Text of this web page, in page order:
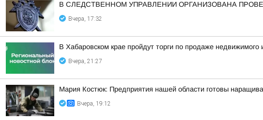
В СЛЕДСТВЕННОМ УПРАВЛЕНИИ ОРГАНИЗОВАНА
Вчера, 17:32
В Хабаровском крае пройдут торги по продаже недвижимого
Вчера, 21:27
Мария Костюк: Предприятия нашей области готовы
Вчера, 19:12